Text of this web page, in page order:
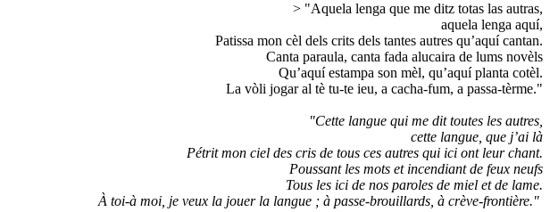
> "Aquela lenga que me ditz totas las autras,
aquela lenga aquí,
Patissa mon cèl dels crits dels tantes autres qu’aquí cantan.
Canta paraula, canta fada alucaira de lums novèls
Qu’aquí estampa son mèl, qu’aquí planta cotèl.
La vòli jogar al tè tu-te ieu, a cacha-fum, a passa-tèrme."
"Cette langue qui me dit toutes les autres,
cette langue, que j’ai là
Pétrit mon ciel des cris de tous ces autres qui ici ont leur chant.
Poussant les mots et incendiant de feux neufs
Tous les ici de nos paroles de miel et de lame.
À toi-à moi, je veux la jouer la langue ; à passe-brouillards, à crève-frontière."